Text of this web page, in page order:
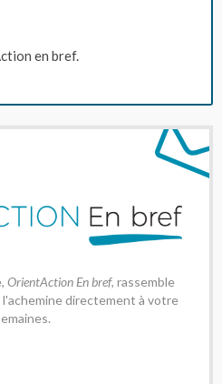
en bref.
OrientAction En bref, rassemble
directement à votre